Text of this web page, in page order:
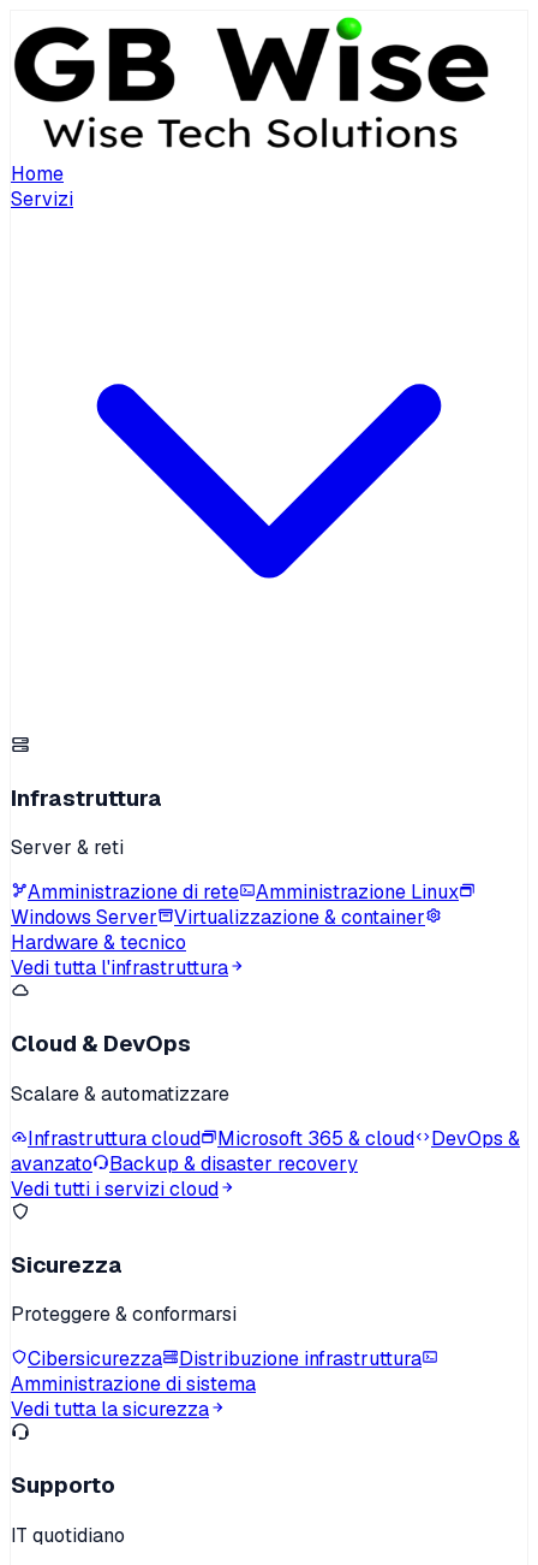
Home
Servizi
Infrastruttura
Server & reti
Amministrazione di rete
Amministrazione Linux
Windows Server
Virtualizzazione & container
Hardware & tecnico
Vedi tutta l'infrastruttura
Cloud & DevOps
Scalare & automatizzare
Infrastruttura cloud
Microsoft 365 & cloud
DevOps &
avanzato
Backup & disaster recovery
Vedi tutti i servizi cloud
Sicurezza
Proteggere & conformarsi
Cibersicurezza
Distribuzione infrastruttura
Amministrazione di sistema
Vedi tutta la sicurezza
Supporto
IT quotidiano